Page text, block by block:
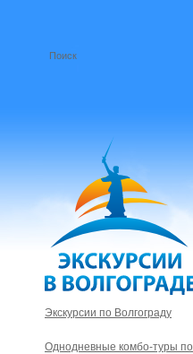
Экскурсии по Волгограду
Однодневные комбо-туры по